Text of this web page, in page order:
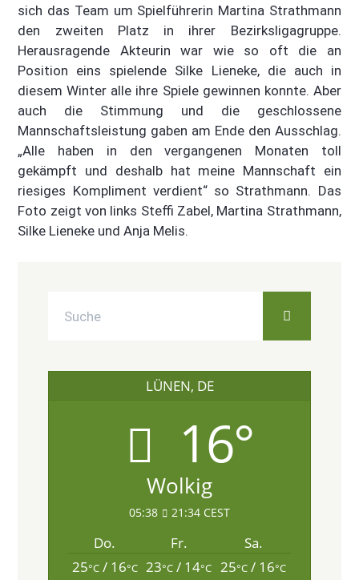
sich das Team um Spielführerin Martina Strathmann
den zweiten Platz in ihrer Bezirksligagruppe.
Herausragende Akteurin war wie so oft die an
Position eins spielende Silke Lieneke, die auch in
diesem Winter alle ihre Spiele gewinnen konnte. Aber
auch die Stimmung und die geschlossene
Mannschaftsleistung gaben am Ende den Ausschlag.
„Alle haben in den vergangenen Monaten toll
gekämpft und deshalb hat meine Mannschaft ein
riesiges Kompliment verdient“ so Strathmann. Das
Foto zeigt von links Steffi Zabel, Martina Strathmann,
Silke Lieneke und Anja Melis.
LÜNEN, DE
16°
Wolkig
05:38 21:34 CEST
Do. Fr.
Sa.
25°C/ 16°C 23°C / 14°C 25°C / 16°C